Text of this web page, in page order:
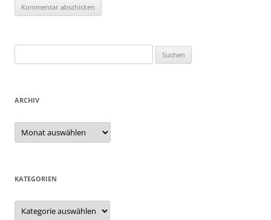
nach:
ARCHIV
Archiv
KATEGORIEN
Kategorien